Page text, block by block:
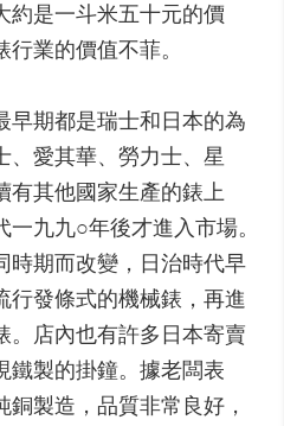
約是一斗米五十元的價
業的價值不菲。
早期都是瑞士和日本的為
、愛其華、勞力士、星
有其他國家生產的錶上
九九○年後才進入市場。
時期而改變，日治時代早
行發條式的機械錶，再進
。店內也有許多日本寄賣
鐵製的掛鐘。據老闆表
製造，品質非常良好，